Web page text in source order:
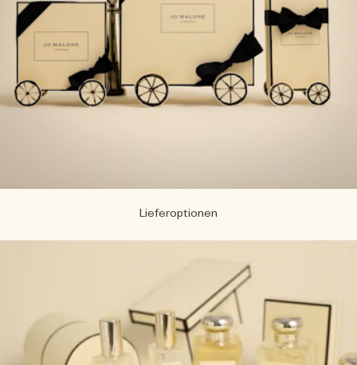
Lieferoptionen